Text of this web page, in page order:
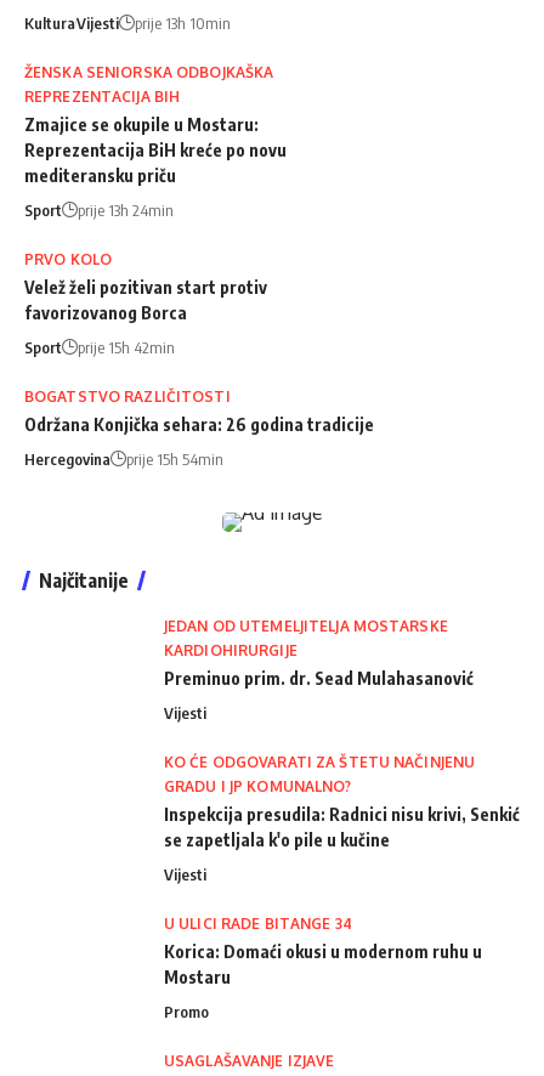
KulturaVijesti prije 13h 10min
ŽENSKA SENIORSKA ODBOJKAŠKA
REPREZENTACIJA BIH
Zmajice se okupile u Mostaru:
Reprezentacija BiH kreće po novu
mediteransku priču
Sport prije 13h 24min
PRVO KOLO
Velež želi pozitivan start protiv
favorizovanog Borca
Sport prije 15h 42min
BOGATSTVO RAZLIČITOSTI
Održana Konjička sehara: 26 godina tradicije
Hercegovina prije 15h 54min
Najčitanije
JEDAN OD UTEMELJITELJA MOSTARSKE
KARDIOHIRURGIJE
Preminuo prim. dr. Sead Mulahasanović
Vijesti
KO ĆE ODGOVARATI ZA ŠTETU NAČINJENU
GRADU I JP KOMUNALNO?
Inspekcija presudila: Radnici nisu krivi, Senkić
se zapetljala k'o pile u kučine
Vijesti
U ULICI RADE BITANGE 34
Korica: Domaći okusi u modernom ruhu u
Mostaru
Promo
USAGLAŠAVANJE IZJAVE